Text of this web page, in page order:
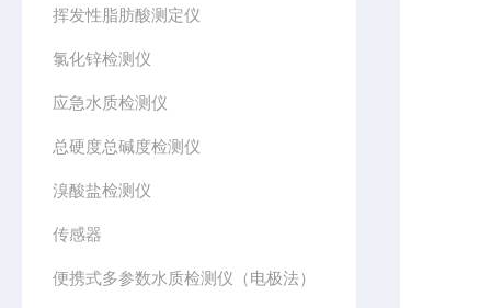
挥发性脂肪酸测定仪
氯化锌检测仪
应急水质检测仪
总硬度总碱度检测仪
溴酸盐检测仪
传感器
便携式多参数水质检测仪（电极法）